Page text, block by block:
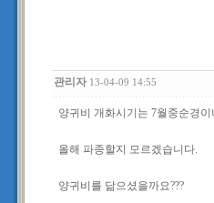
관리자 13-04-09 14:55
양귀비 개화시기는 7월중순경이
올해 파종할지 모르겠습니다.
양귀비를 닮으셨을까요???